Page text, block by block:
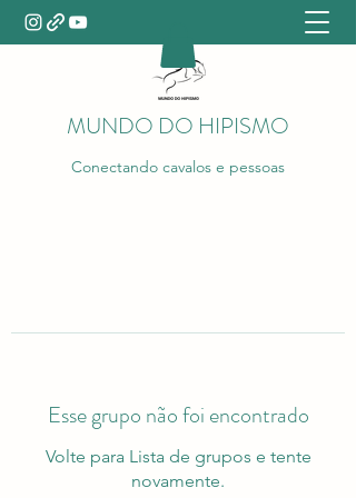
MUNDO DO HIPISMO
Conectando cavalos e pessoas
Esse grupo não foi encontrado
Volte para Lista de grupos e tente
novamente.